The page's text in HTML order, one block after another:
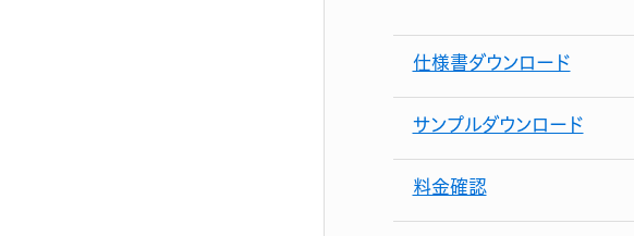
仕様書ダウンロード
サンプルダウンロード
料金確認